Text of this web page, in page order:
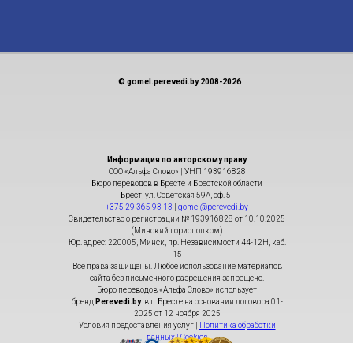
© gomel.perevedi.by 2008-2026
Информация по авторскому праву
ООО «Альфа Слово» | УНП 193916828
Бюро переводов в Бресте и Брестской области
Брест, ул. Советская 59А, оф. 5|
+375 29 365 93 13
gomel@perevedi.by
Свидетельство о регистрации № 193916828 от 10.10.2025
(Минский горисполком)
Юр. адрес: 220005, Минск, пр. Независимости 44-12Н, каб.
15
Все права защищены. Любое использование материалов
сайта без письменного разрешения запрещено.
Бюро переводов «Альфа Cлово» использует
бренд Perevedi.byв г. Бресте на основании договора 01-
2025 от 12 ноября 2025
Условия предоставления услуг |
Политика обработки
данных | Cookies